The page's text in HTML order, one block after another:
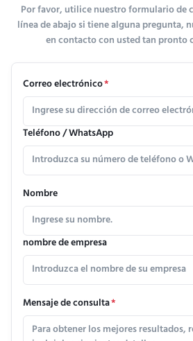
Por favor, utilice nuestro formulario de
línea de abajo si tiene alguna pregunta,
en contacto con usted tan pronto
Correo electrónico*
Teléfono / WhatsApp
Nombre
nombre de empresa
Mensaje de consulta*